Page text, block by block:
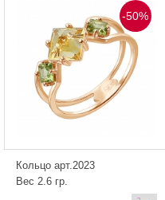
-50%
Кольцо арт.2023
Вес 2.6 гр.